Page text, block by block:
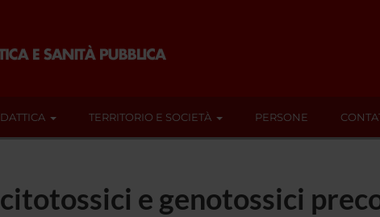
TERRITORIO E SOCIETÀ PERSONE
e genotossici